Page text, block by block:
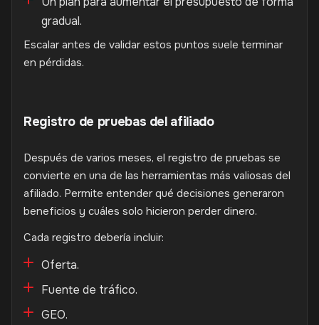
gradual.
Escalar antes de validar estos puntos suele terminar
en pérdidas.
Registro de pruebas del afiliado
Después de varios meses, el registro de pruebas se
convierte en una de las herramientas más valiosas del
afiliado. Permite entender qué decisiones generaron
beneficios y cuáles solo hicieron perder dinero.
Cada registro debería incluir:
Oferta.
Fuente de tráfico.
GEO.